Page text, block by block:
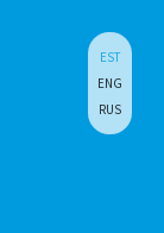
EST
ENG
RUS